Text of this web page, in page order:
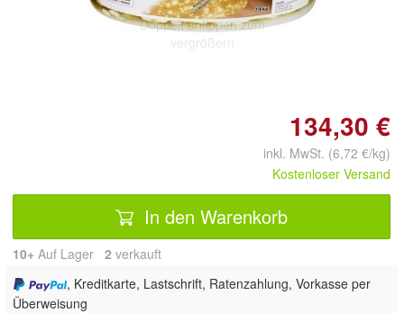
Doppelt antippen zum
vergrößern
134,30 €
inkl. MwSt. (6,72 €/kg)
Kostenloser Versand
In den Warenkorb
10+ Auf Lager 2 verkauft
, Kreditkarte, Lastschrift, Ratenzahlung, Vorkasse per
Überweisung